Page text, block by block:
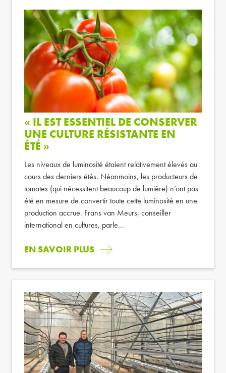
« IL EST ESSENTIEL DE CONSERVER
UNE CULTURE RÉSISTANTE EN
ÉTÉ »
Les niveaux de luminosité étaient relativement élevés au
cours des derniers étés. Néanmoins, les producteurs de
tomates (qui nécessitent beaucoup de lumière) n’ont pas
été en mesure de convertir toute cette luminosité en une
production accrue. Frans van Meurs, conseiller
international en cultures, parle...
EN SAVOIR PLUS